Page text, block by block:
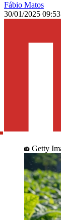
Fábio Matos
30/01/2025 09:53
Getty